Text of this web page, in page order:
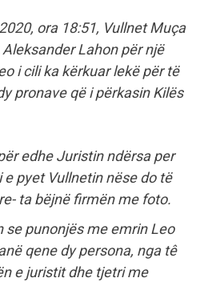
ora 18:51, Vullnet Muça
Lahon për një
i cili ka kërkuar lekë për të
pronave që i përkasin Kilës
edhe Juristin ndërsa per
pyet Vullnetin nëse do të
ta bëjnë firmën me foto.
se punonjës me emrin Leo
qene dy persona, nga tê
e juristit dhe tjetri me